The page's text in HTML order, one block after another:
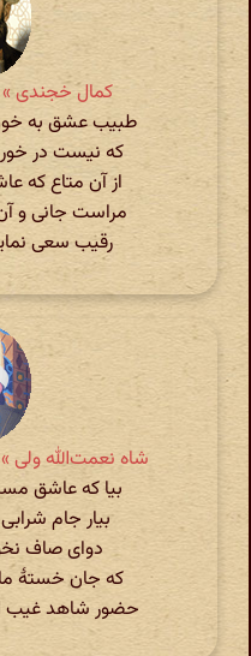
کمال خجندی »
طبیب عشق به
که نیست در
از آن متاع که
مراست جانی و
رقیب سعی
شاه نعمت‌الله ولی »
بیا که عاشق
بیار جام
دوای صاف
که جان خستهٔ
حضور شاهد